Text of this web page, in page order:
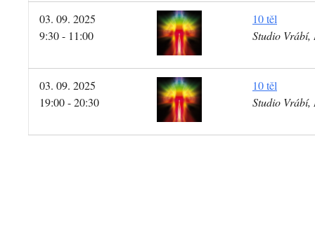
03. 09. 2025
9:30 - 11:00
10 těl
Studio Vrábí,
03. 09. 2025
19:00 - 20:30
10 těl
Studio Vrábí,